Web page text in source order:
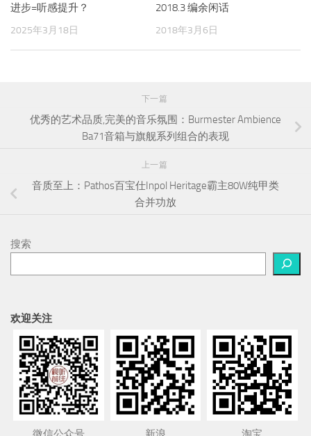
进步=听感提升？
2025年3月18日
2018.3 编余闲话
2018年3月6日
下一篇
优秀的艺术品质,完美的音乐氛围：Burmester Ambience
Ba71音箱与旗舰系列组合的表现
上一篇
音质至上：Pathos百宝仕Inpol Heritage霸主80W纯甲类
合并功放
搜索
欢迎关注